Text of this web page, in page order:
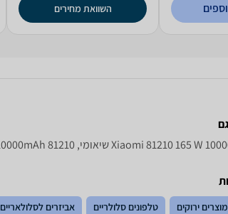
השוואת מחירים
ירוקים טלפונים סלולריים אביזרים לסלולאריים